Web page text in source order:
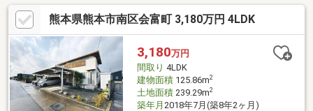
対応可能！まずはお気軽にご見学ください。現地集合・近隣での
お待ち合わせ、どちらもOKです！お支払い・銀行サポートもお任
せください・諸費用や月々のお支払いシミュレーションのご提
示・銀行選びや自己資金のご相談・地震・火災保険のご提案・引
越し業者のご紹介仮審査・本審査のサポートまで、経験豊富なス
タッフが丁寧にご案内いたします。
熊本県熊本市南区会富町 3,180万円 4LDK
3,180万円
間取り 4LDK
建物面積125.86m2
土地面積239.29m2
築年月 2018年7月(築8年2ヶ月)